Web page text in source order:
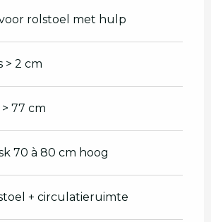
rolstoel met hulp
> 2 cm
77 cm
70 à 80 cm hoog
+ circulatieruimte